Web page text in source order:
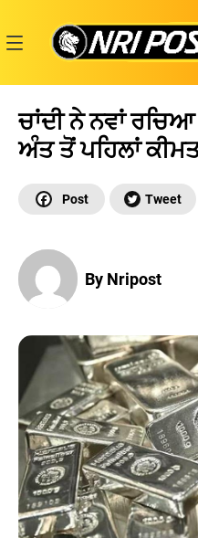
content
ਚਾਂਦੀ ਨੇ ਨਵਾਂ
ਅੰਤ ਤੋਂ ਪਹਿਲਾਂ
By Nripost